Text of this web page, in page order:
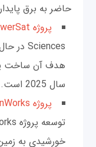
حاضر به برق
پروژه PowerSat
هدف آن ساخت
سال 2025 است.
پروژه SunWorks